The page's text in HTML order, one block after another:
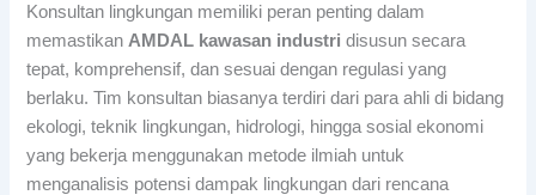
Konsultan lingkungan memiliki peran penting dalam
memastikan AMDAL kawasan industri disusun secara
tepat, komprehensif, dan sesuai dengan regulasi yang
berlaku. Tim konsultan biasanya terdiri dari para ahli di bidang
ekologi, teknik lingkungan, hidrologi, hingga sosial ekonomi
yang bekerja menggunakan metode ilmiah untuk
menganalisis potensi dampak lingkungan dari rencana